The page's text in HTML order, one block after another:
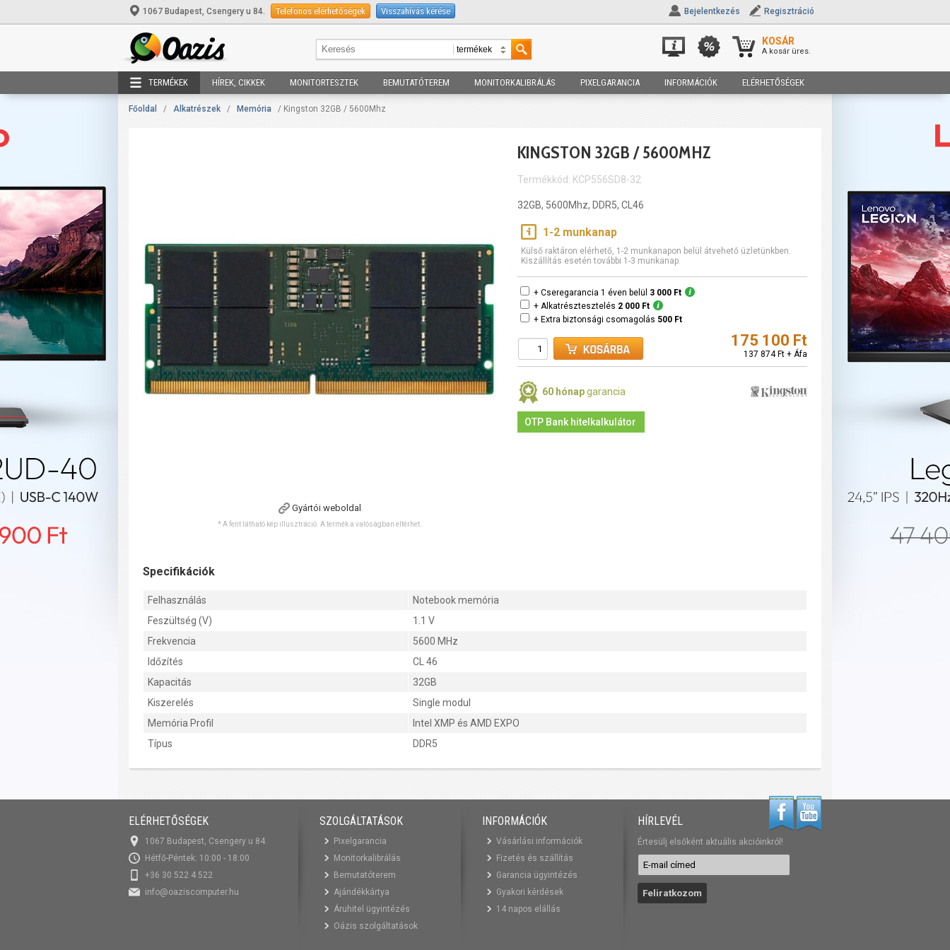
1067 Budapest, Csengery u 84. Telefonos elérhetőségek Visszahívás kérése Bejelentkezés Regisztráció
KOSÁR
A kosár üres.
TERMÉKEK HÍREK, CIKKEK MONITORTESZTEK BEMUTATÓTEREM MONITORKALIBRÁLÁS PIXELGARANCIA INFORMÁCIÓK ELÉRHETŐSÉGEK
Főoldal / Alkatrészek / Memória / Kingston 32GB / 5600Mhz
Gyártói weboldal
* A fent látható kép illusztráció. A termék a valóságban eltérhet.
KINGSTON 32GB / 5600MHZ
Termékkód: KCP556SD8-32
32GB, 5600Mhz, DDR5, CL46
1-2 munkanap
Külső raktáron elérhető, 1-2 munkanapon belül átvehető üzletünkben.
Kiszállítás esetén további 1-3 munkanap.
+ Cseregarancia 1 éven belül 3 000 Ft
+ Alkatrésztesztelés 2 000 Ft
+ Extra biztonsági csomagolás 500 Ft
175 100 Ft
137 874 Ft + Áfa
60 hónapgarancia
OTP Bank hitelkalkulátor
Specifikációk
Felhasználás
Notebook memória
Feszültség (V)
1.1 V
Frekvencia
5600 MHz
Időzítés
CL 46
Kapacitás
32GB
Kiszerelés
Single modul
Memória Profil
Intel XMP és AMD EXPO
Típus
DDR5
ELÉRHETŐSÉGEK
1067 Budapest, Csengery u 84.
Hétfő-Péntek: 10:00 - 18:00
+36 30 522 4 522
info@oaziscomputer.hu
SZOLGÁLTATÁSOK
Pixelgarancia
Monitorkalibrálás
Bemutatóterem
Ajándékkártya
Áruhitel ügyintézés
Oázis szolgáltatások
INFORMÁCIÓK
Vásárlási információk
Fizetés és szállítás
Garancia ügyintézés
Gyakori kérdések
14 napos elállás
HÍRLEVÉL
Értesülj elsőként aktuális akcióinkról!